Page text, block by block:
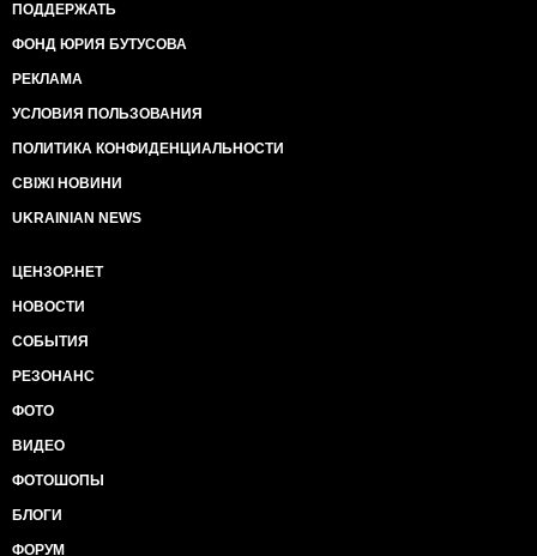
ПОДДЕРЖАТЬ
ФОНД ЮРИЯ БУТУСОВА
РЕКЛАМА
УСЛОВИЯ ПОЛЬЗОВАНИЯ
ПОЛИТИКА КОНФИДЕНЦИАЛЬНОСТИ
СВІЖІ НОВИНИ
UKRAINIAN NEWS
ЦЕНЗОР.НЕТ
НОВОСТИ
СОБЫТИЯ
РЕЗОНАНС
ФОТО
ВИДЕО
ФОТОШОПЫ
БЛОГИ
ФОРУМ